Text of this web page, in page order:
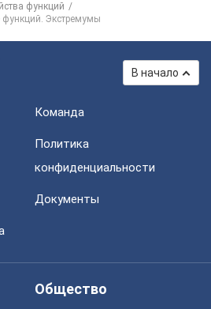
функций
функций. Экстремумы
В начало
Команда
Политика
конфиденциальности
Документы
Общество